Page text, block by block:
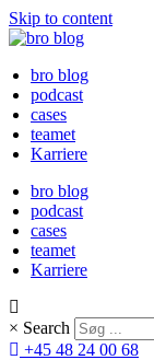
Skip to content
bro blog
podcast
cases
teamet
Karriere
bro blog
podcast
cases
teamet
Karriere
× Search
+45 48 24 00 68